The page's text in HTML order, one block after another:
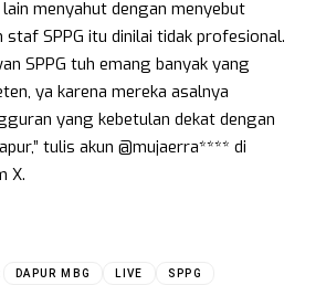
menyahut dengan menyebut
staf SPPG itu dinilai tidak profesional.
SPPG tuh emang banyak yang
ya karena mereka asalnya
yang kebetulan dekat dengan
tulis akun @mujaerra**** di
X.
DAPUR MBG LIVE SPPG